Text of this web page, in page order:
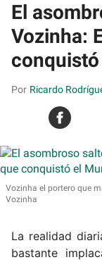
El
Vozinha:
conquistó
Ricardo
Vozinha el portero que
Vozinha
La realidad
bastante